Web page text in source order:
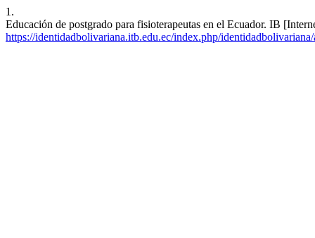
1.
Educación de postgrado para fisioterapeutas en el Ecuador. IB
https://identidadbolivariana.itb.edu.ec/index.php/